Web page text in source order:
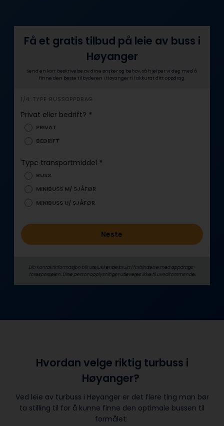
Få et gratis tilbud på leie av buss i
Høyanger
Send en kort beskrivelse av dine ønsker og behov, så hjelper vi deg med å
finne den beste tilbyderen i Høyanger til akkurat ditt oppdrag.
i
n
o
d
1/4: TYPE BUSSOPPDRAG
Privat eller bedrift? *
PRIVAT
BEDRIFT
Type transportmiddel *
BUSS
MINIBUSS M/ SJÅFØR
MINIBUSS U/ SJÅFØR
Neste
Din kontaktinformasjon blir utelukkende brukt i forbindelse med oppdrags­
forespørselen. Dine person­­opplysninger utleveres ikke til uvedkommende.
Hvordan velge riktig turbuss i
Høyanger?
Ved leie av turbuss i Høyanger er det flere ting man bør
ta stilling til for å kunne finne den optimale bussen til
formålet: